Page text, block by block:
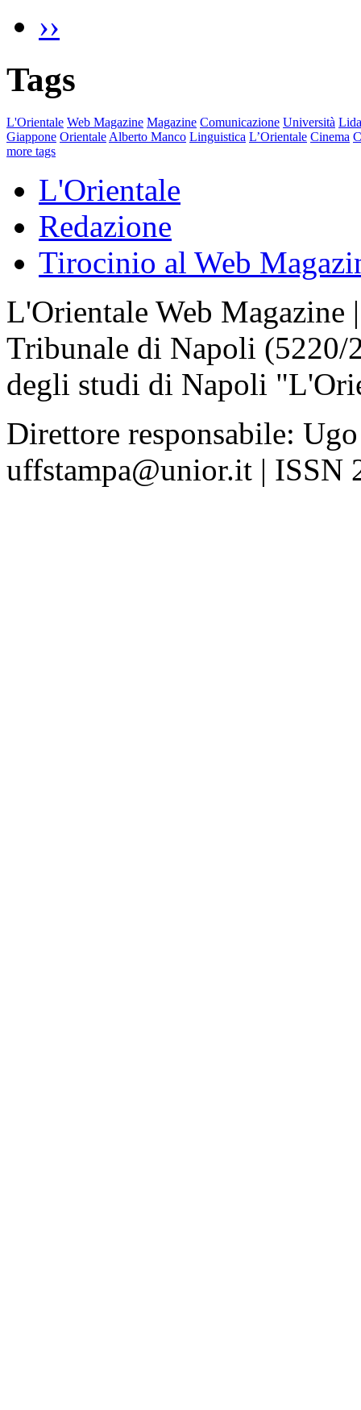
››
Tags
L'Orientale Web Magazine Magazine Comunicazione Università
Giappone Orientale Alberto Manco Linguistica L’Orientale Cinema
more tags
L'Orientale
Redazione
Tirocinio al Web
L'Orientale Web Magazine
Tribunale di Napoli
degli studi di Napoli
Direttore responsabile:
uffstampa@unior.it | ISSN